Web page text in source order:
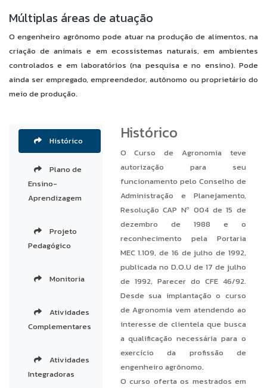
Múltiplas áreas de atuação
O engenheiro agrônomo pode atuar na produção de alimentos, na
criação de animais e em ecossistemas naturais, em ambientes
controlados e em laboratórios (na pesquisa e no ensino). Pode
ainda ser empregado, empreendedor, autônomo ou proprietário do
meio de produção.
Histórico
Plano de
Ensino-
Aprendizagem
Projeto
Pedagógico
Monitoria
Atividades
Complementares
Atividades
Integradoras
Histórico
O Curso de Agronomia teve
autorização para seu
funcionamento pelo Conselho de
Administração e Planejamento,
Resolução CAP Nº 004 de 15 de
dezembro de 1988 e o
reconhecimento pela Portaria
MEC 1.109, de 16 de julho de 1992,
publicada no D.O.U de 17 de julho
de 1992, Parecer do CFE 46/92.
Desde sua implantação o curso
de Agronomia vem atendendo ao
interesse de clientela que busca
a qualificação necessária para o
exercício da profissão de
engenheiro agrônomo.
O curso oferta os mestrados em